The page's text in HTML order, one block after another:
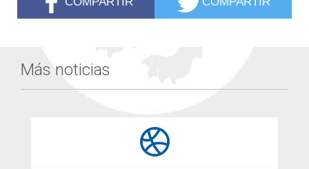
Más noticias